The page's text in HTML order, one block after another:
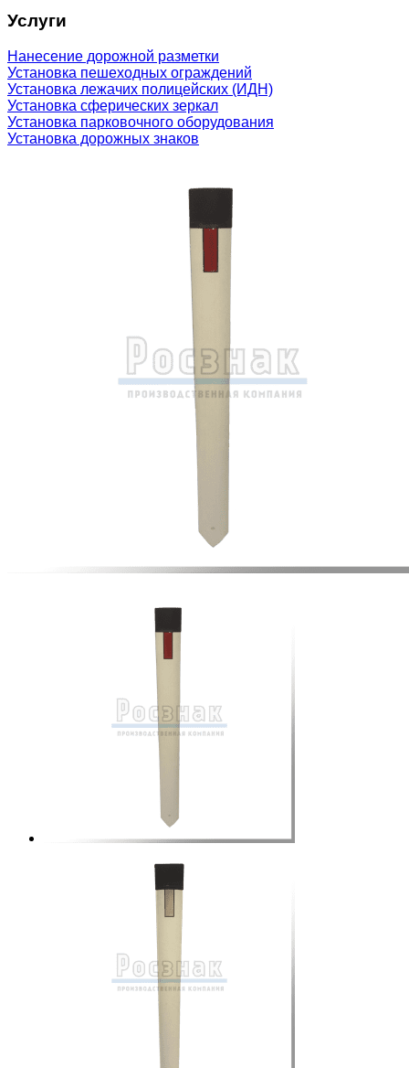
Услуги
Нанесение дорожной разметки
Установка пешеходных ограждений
Установка лежачих полицейских (ИДН)
Установка сферических зеркал
Установка парковочного оборудования
Установка дорожных знаков